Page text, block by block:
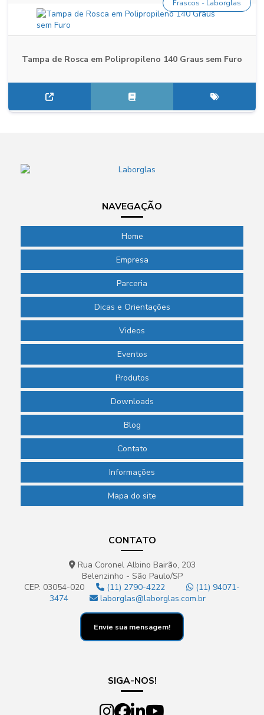
Tampa de Rosca em Polipropileno 140 Graus sem Furo
Frascos - Laborglas
NAVEGAÇÃO
Home
Empresa
Parceria
Dicas e Orientações
Videos
Eventos
Produtos
Downloads
Blog
Contato
Informações
Mapa do site
CONTATO
Rua Coronel Albino Bairão, 203
Belenzinho - São Paulo/SP
CEP: 03054-020
(11) 2790-4222
(11) 94071-
3474
laborglas@laborglas.com.br
Envie sua mensagem!
SIGA-NOS!